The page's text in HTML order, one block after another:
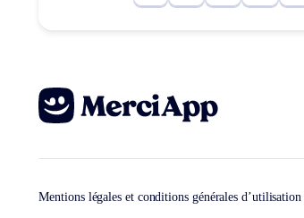
Mentions légales et conditions générales d’utilisation